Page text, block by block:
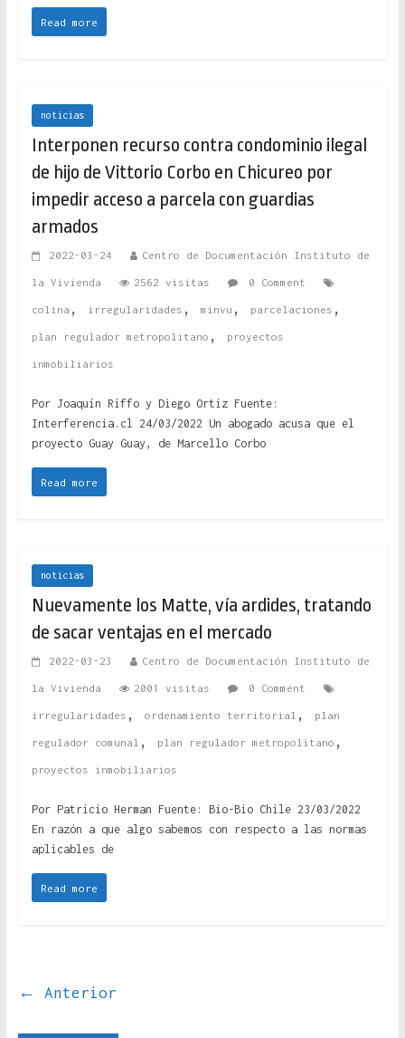
Read more
noticias
Interponen recurso contra condominio ilegal
de hijo de Vittorio Corbo en Chicureo por
impedir acceso a parcela con guardias
armados
2022-03-24 Centro de Documentación Instituto de
la Vivienda 2562 visitas 0 Comment
colina , irregularidades , minvu , parcelaciones ,
plan regulador metropolitano , proyectos
inmobiliarios
Por Joaquín Riffo y Diego Ortiz Fuente:
Interferencia.cl 24/03/2022 Un abogado acusa que el
proyecto Guay Guay, de Marcello Corbo
Read more
noticias
Nuevamente los Matte, vía ardides, tratando
de sacar ventajas en el mercado
2022-03-23 Centro de Documentación Instituto de
la Vivienda 2001 visitas 0 Comment
irregularidades , ordenamiento territorial , plan
regulador comunal , plan regulador metropolitano ,
proyectos inmobiliarios
Por Patricio Herman Fuente: Bio-Bio Chile 23/03/2022
En razón a que algo sabemos con respecto a las normas
aplicables de
Read more
← Anterior